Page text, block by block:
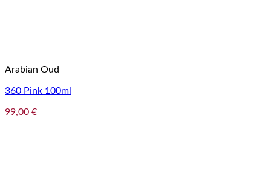
Arabian Oud
360 Pink 100ml
99,00 €